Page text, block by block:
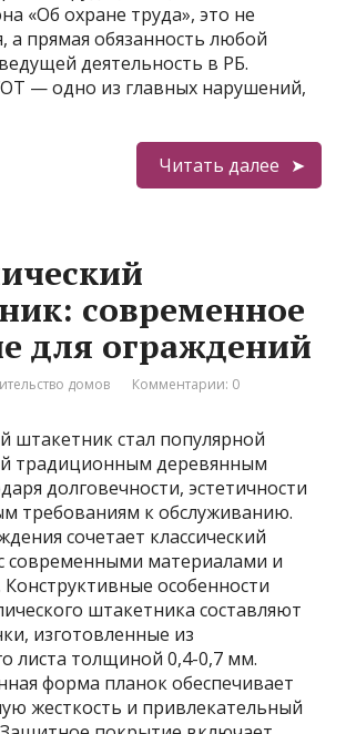
«Об охране труда», это не
а прямая обязанность любой
деятельность в РБ.
— одно из главных нарушений,
Читать далее
современное
для ограждений
домов Комментарии: 0
штакетник стал популярной
традиционным деревянным
долговечности, эстетичности
требованиям к обслуживанию.
сочетает классический
современными материалами и
Конструктивные особенности
штакетника составляют
изготовленные из
листа толщиной 0,4-0,7 мм.
форма планок обеспечивает
жесткость и привлекательный